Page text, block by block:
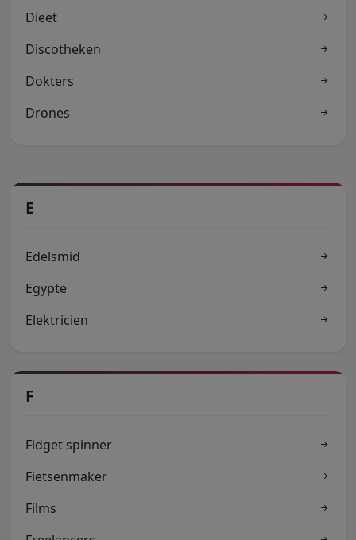
Dieet
Discotheken
Dokters
Drones
E
Edelsmid
Egypte
Elektricien
F
Fidget spinner
Fietsenmaker
Films